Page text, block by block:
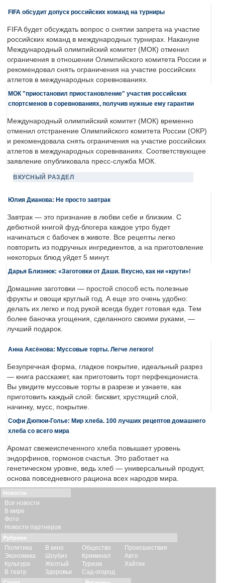
FIFA обсудит допуск российских команд на турниры
FIFA будет обсуждать вопрос о снятии запрета на участие
российских команд в международных турнирах. Накануне
Международный олимпийский комитет (МОК) отменил
ограничения в отношении Олимпийского комитета России и
рекомендовал снять ограничения на участие российских
атлетов в международных соревнованиях.
МОК "приостановил приостановление" участия российских
спортсменов в соревнованиях, получив нужные ему гарантии
Международный олимпийский комитет (МОК) временно
отменил отстранение Олимпийского комитета России (ОКР)
и рекомендовала снять ограничения на участие российских
атлетов в международных соревнваниях. Соответствующее
заявление опубликовала пресс-служба МОК.
ВКУСНЫЙ РАЗДЕЛ
Юлия Дианова: Не просто завтрак
Завтрак — это признание в любви себе и близким. С
дебютной книгой фуд-блогера каждое утро будет
начинаться с бабочек в животе. Все рецепты легко
повторить из подручных ингредиентов, а на приготовление
некоторых блюд уйдет 5 минут.
Дарья Близнюк: «Заготовки от Даши. Вкусно, как ни «крути»!
Домашние заготовки — простой способ есть полезные
фрукты и овощи круглый год. А еще это очень удобно:
делать их легко и под рукой всегда будет готовая еда. Тем
более баночка угощения, сделанного своими руками, —
лучший подарок.
Анна Аксёнова: Муссовые торты. Легче легкого!
Безупречная форма, гладкое покрытие, идеальный разрез
— книга расскажет, как приготовить торт перфекциониста.
Вы увидите муссовые торты в разрезе и узнаете, как
приготовить каждый слой: бисквит, хрустящий слой,
начинку, мусс, покрытие.
Софи Дюпюи-Голье: Мир хлеба. 100 лучших рецептов домашнего
хлеба со всего мира
Аромат свежеиспеченного хлеба повышает уровень
эндорфинов, гормонов счастья. Это работает на
генетическом уровне, ведь хлеб — универсальный продукт,
основа повседневного рациона всех народов мира.
Новости
Все новости
В мире
Фото
Новости партнеров
Рубрики
Политика
Экономика
Культура
В театр
В кино
Шоубиз
Желтый
Здоровье
Общество
Криминал
Туризм
Сад-огород
Происшествия
Авто
Хайтек